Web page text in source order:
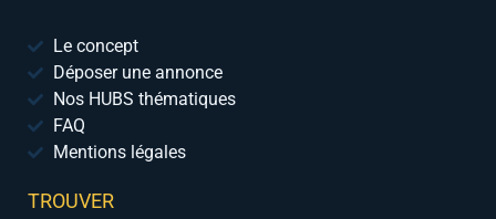
Le concept
Déposer une annonce
Nos HUBS thématiques
FAQ
Mentions légales
TROUVER